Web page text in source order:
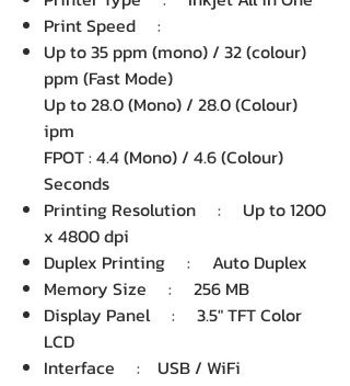
Print Speed :
Up to 35 ppm (mono) / 32 (colour)
ppm (Fast Mode)
Up to 28.0 (Mono) / 28.0 (Colour)
ipm
FPOT : 4.4 (Mono) / 4.6 (Colour)
Seconds
Printing Resolution : Up to 1200
x 4800 dpi
Duplex Printing : Auto Duplex
Memory Size : 256 MB
Display Panel : 3.5" TFT Color
LCD
Interface : USB / WiFi